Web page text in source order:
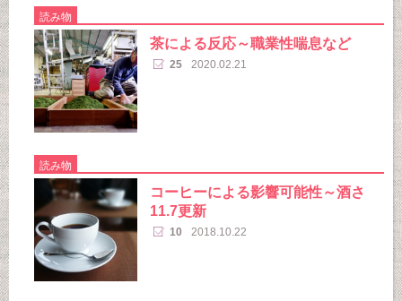
読み物
茶による反応～職業性喘息など
25 2020.02.21
読み物
コーヒーによる影響可能性～酒さ
11.7更新
10 2018.10.22